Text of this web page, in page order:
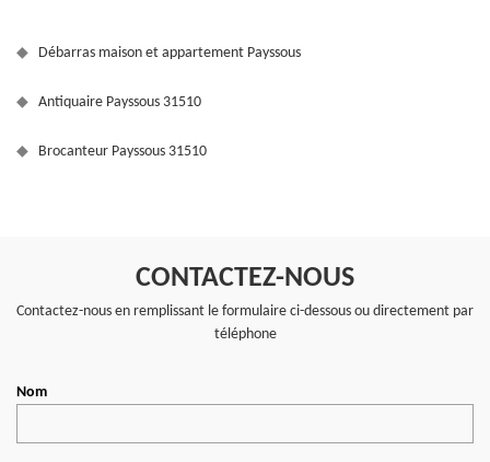
Débarras maison et appartement Payssous
Antiquaire Payssous 31510
Brocanteur Payssous 31510
CONTACTEZ-NOUS
Contactez-nous en remplissant le formulaire ci-dessous ou directement par
téléphone
Nom